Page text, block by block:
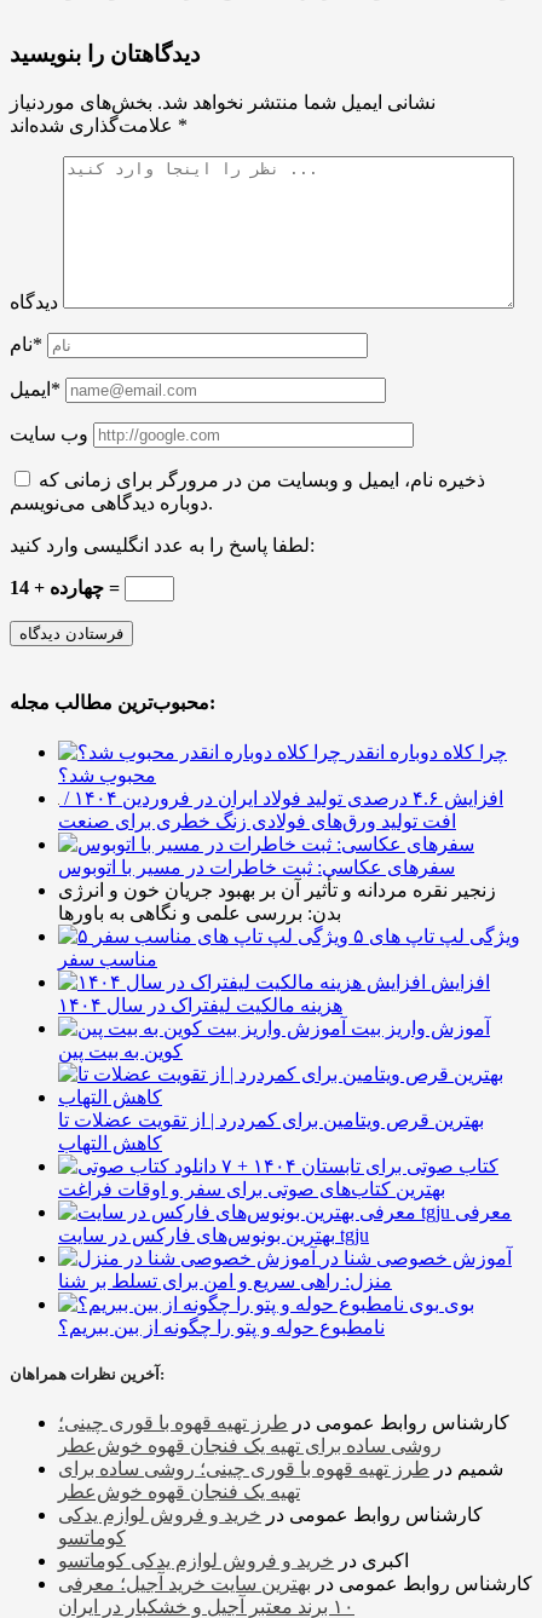
دیدگاهتان را بنویسید
نشانی ایمیل شما منتشر نخواهد شد. بخش‌های موردنیاز
*
دیدگاه
نام*
ایمیل*
وب سایت
ذخیره نام، ایمیل و وبسایت من در مرورگر برای زمانی که
دوباره دیدگاهی می‌نویسم.
لطفا پاسخ را به عدد انگلیسی وارد کنید:
14 + چهارده =
محبوب‌ترین مطالب مجله:
چرا کلاه دوباره انقدر
محبوب شد؟
افزایش ۴.۶ درصدی تولید فولاد ایران در فروردین ۱۴۰۴ /
افت تولید ورق‌های فولادی زنگ خطری برای صنعت
سفرهای عکاسی: ثبت خاطرات در مسیر با اتوبوس
زنجیر نقره مردانه و تأثیر آن بر بهبود جریان خون و انرژی
بدن: بررسی علمی و نگاهی به باورها
۵ ویژگی لپ تاپ های
مناسب سفر
افزایش
هزینه مالکیت لیفتراک در سال ۱۴۰۴
آموزش واریز بیت
کوین به بیت پین
بهترین قرص ویتامین برای کمردرد | از تقویت عضلات تا
کاهش التهاب
۷ کتاب صوتی برای تابستان ۱۴۰۴ +
بهترین کتاب‌های صوتی برای سفر و اوقات فراغت
معرفی
بهترین بونوس‌های فارکس در سایت tgju
آموزش خصوصی شنا در
منزل: راهی سریع و امن برای تسلط بر شنا
بوی
نامطبوع حوله و پتو را چگونه از بین ببریم؟
آخرین نظرات همراهان:
کارشناس روابط عمومی در طرز تهیه قهوه با قوری چینی؛
روشی ساده برای تهیه یک فنجان قهوه خوش‌عطر
شمیم در طرز تهیه قهوه با قوری چینی؛ روشی ساده برای
تهیه یک فنجان قهوه خوش‌عطر
کارشناس روابط عمومی در خرید و فروش لوازم یدکی
کوماتسو
اکبری در خرید و فروش لوازم یدکی کوماتسو
کارشناس روابط عمومی در بهترین سایت خرید آجیل؛ معرفی
۱۰ برند معتبر آجیل و خشکبار در ایران